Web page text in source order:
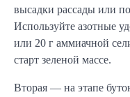
высадки рассады или
Используйте азотные
или 20 г аммиачной
старт зеленой массе.
Вторая — на этапе